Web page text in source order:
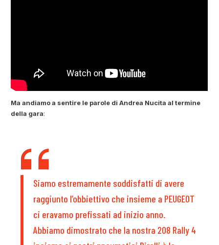
Ma andiamo a sentire le parole di Andrea Nucita al termine
della gara:
Siamo estremamente soddisfatti di avere
raggiunto l’obbiettivo che insieme a PEUGEOT
ci eravamo prefissati ad inizio anno.
Abbiamo dimostrato che la nostra 208 Rally 4